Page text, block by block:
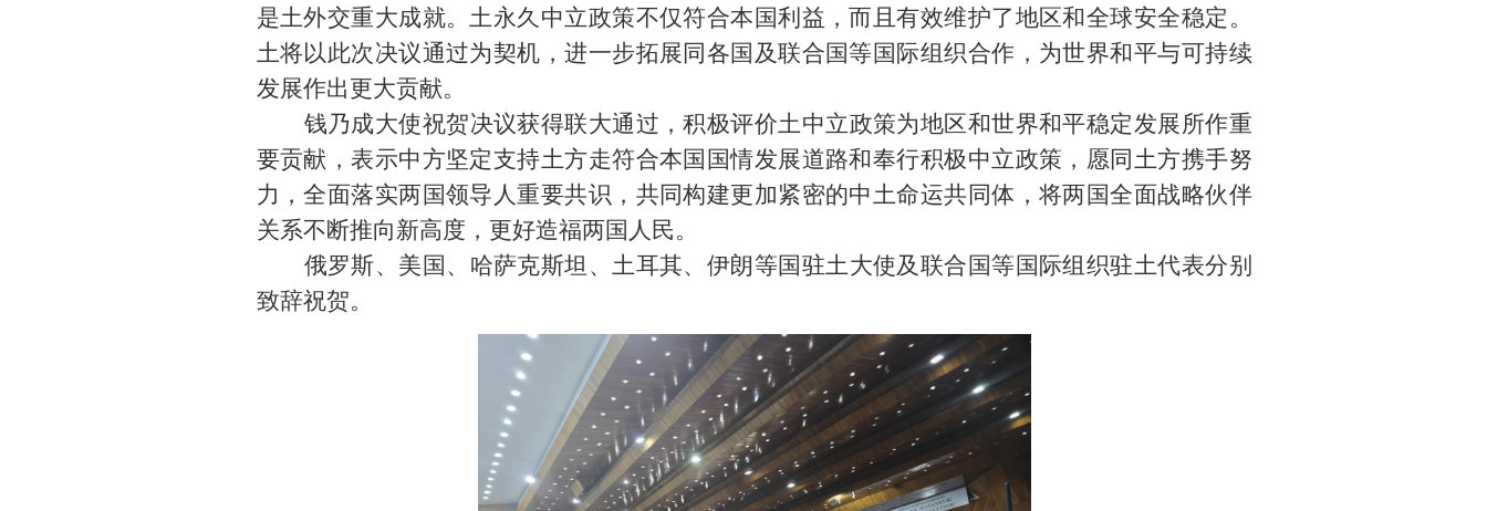
是土外交重大成就。土永久中立政策不仅符合本国利益，而且有效维护了地区和全球安全稳定。
土将以此次决议通过为契机，进一步拓展同各国及联合国等国际组织合作，为世界和平与可持续
发展作出更大贡献。
钱乃成大使祝贺决议获得联大通过，积极评价土中立政策为地区和世界和平稳定发展所作重
要贡献，表示中方坚定支持土方走符合本国国情发展道路和奉行积极中立政策，愿同土方携手努
力，全面落实两国领导人重要共识，共同构建更加紧密的中土命运共同体，将两国全面战略伙伴
关系不断推向新高度，更好造福两国人民。
俄罗斯、美国、哈萨克斯坦、土耳其、伊朗等国驻土大使及联合国等国际组织驻土代表分别
致辞祝贺。